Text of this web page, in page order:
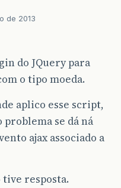
de 2013
do JQuery para
o tipo moeda.
aplico esse script,
problema se dá ná
ajax associado a
tive resposta.